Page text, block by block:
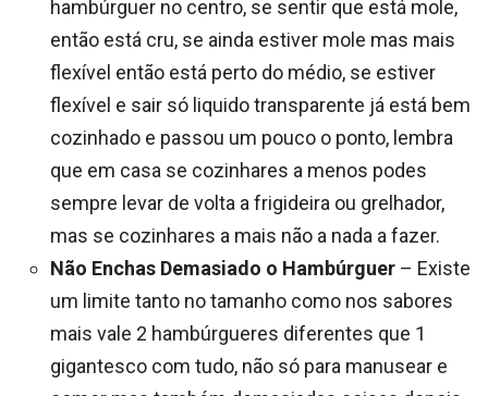
hambúrguer no centro, se sentir que está mole,
então está cru, se ainda estiver mole mas mais
flexível então está perto do médio, se estiver
flexível e sair só liquido transparente já está bem
cozinhado e passou um pouco o ponto, lembra
que em casa se cozinhares a menos podes
sempre levar de volta a frigideira ou grelhador,
mas se cozinhares a mais não a nada a fazer.
Não Enchas Demasiado o Hambúrguer – Existe
um limite tanto no tamanho como nos sabores
mais vale 2 hambúrgueres diferentes que 1
gigantesco com tudo, não só para manusear e